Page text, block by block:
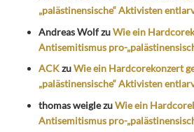
„palästinensische“ Aktivisten
Andreas WolfzuWie ein
Antisemitismus pro-
ACKzuWie ein Hardcorekonzert
„palästinensische“ Aktivisten
thomas weiglezuWie ein
Antisemitismus pro-